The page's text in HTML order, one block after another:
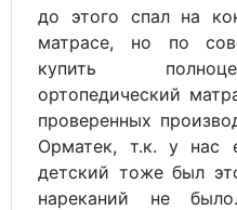
до этого спал на
матрасе, но по
купить
ортопедический
проверенных
Орматек, т.к. у нас
детский тоже был
нареканий не